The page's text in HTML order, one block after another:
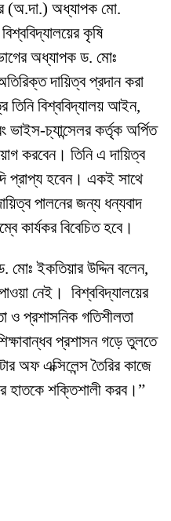
(অ.দা.) অধ্যাপক মো.
কৃষি
অধ্যাপক ড. মোঃ
দায়িত্ব প্রদান করা
বিশ্ববিদ্যালয় আইন,
ভাইস-চ্যান্সেলর কর্তৃক অর্পিত
করবেন। তিনি এ দায়িত্ব
প্রাপ্য হবেন। একই সাথে
পালনের জন্য ধন্যবাদ
কার্যকর বিবেচিত হবে।
মোঃ ইকতিয়ার উদ্দিন বলেন,
নেই। বিশ্ববিদ্যালয়ের
ও প্রশাসনিক গতিশীলতা
প্রশাসন গড়ে তুলতে
অফ এক্সিলেন্স তৈরির কাজে
হাতকে শক্তিশালী করব।”